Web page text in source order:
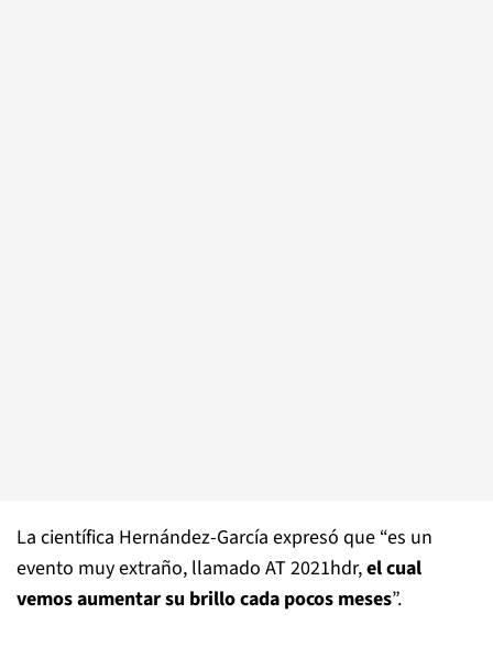
La científica Hernández-García expresó que “es un
evento muy extraño, llamado AT 2021hdr,el cual
vemos aumentar su brillo cada pocos meses”.